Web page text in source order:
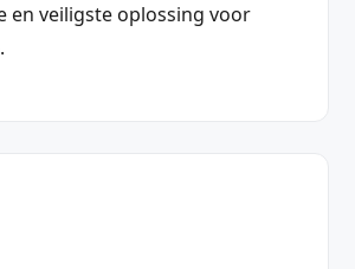
en veiligste oplossing voor